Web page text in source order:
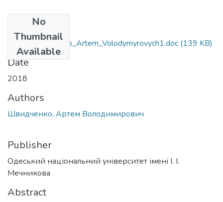
No
Thumbnail
Available
081_Shvydchenko_Artem_Volodymyrovych1.doc (139 KB)
Date
2018
Authors
Швидченко, Артем Володимирович
Publisher
Одеський національний університет імені І. І.
Мечникова
Abstract